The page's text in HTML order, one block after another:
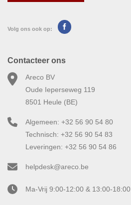
Volg ons ook op:
Contacteer ons
Areco BV
Oude Ieperseweg 119
8501 Heule (BE)
Algemeen: +32 56 90 54 80
Technisch: +32 56 90 54 83
Leveringen: +32 56 90 54 86
helpdesk@areco.be
Ma-Vrij 9:00-12:00 & 13:00-18:00